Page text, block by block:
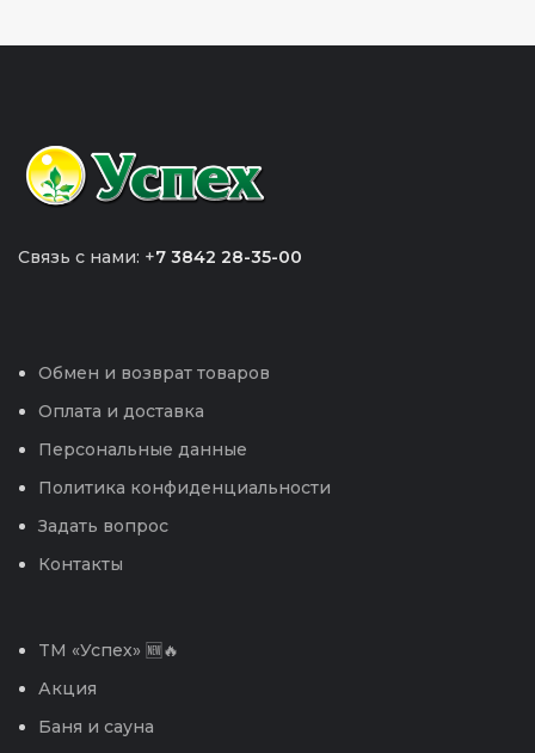
Связь с нами: +7 3842 28-35-00
Обмен и возврат товаров
Оплата и доставка
Персональные данные
Политика конфиденциальности
Задать вопрос
Контакты
TM «Успех» 🆕🔥
Акция
Баня и сауна